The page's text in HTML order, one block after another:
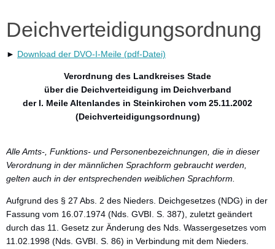
Deichverteidigungsordnung
► Download der DVO-I-Meile (pdf-Datei)
Verordnung des Landkreises Stade
über die Deichverteidigung im Deichverband
der I. Meile Altenlandes in Steinkirchen vom 25.11.2002
(Deichverteidigungsordnung)
Alle Amts-, Funktions- und Personenbezeichnungen, die in dieser
Verordnung in der männlichen Sprachform gebraucht werden,
gelten auch in der entsprechenden weiblichen Sprachform.
Aufgrund des § 27 Abs. 2 des Nieders. Deichgesetzes (NDG) in der
Fassung vom 16.07.1974 (Nds. GVBI. S. 387), zuletzt geändert
durch das 11. Gesetz zur Änderung des Nds. Wassergesetzes vom
11.02.1998 (Nds. GVBI. S. 86) in Verbindung mit dem Nieders.